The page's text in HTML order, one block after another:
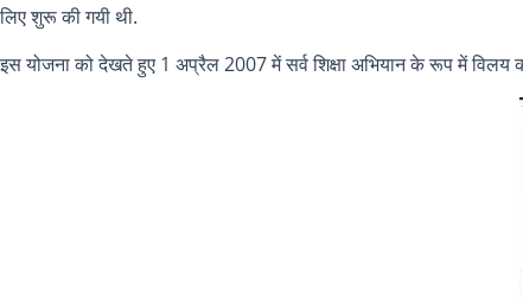
लिए शुरू की गयी थी.
इस योजना को देखते हुए 1 अप्रैल 2007 में सर्व शिक्षा अभियान के रूप में विलय